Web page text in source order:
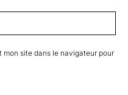
mon site dans le navigateur pour